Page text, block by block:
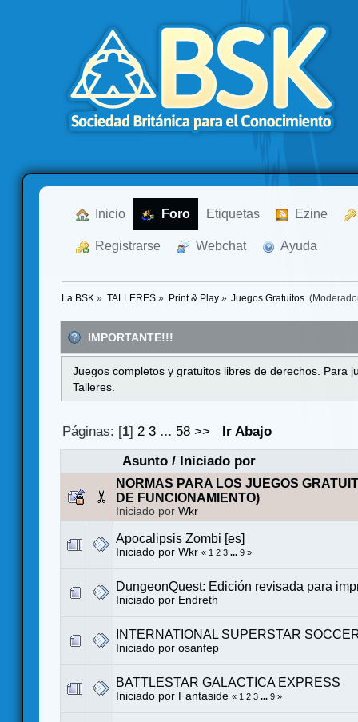
Inicio Foro Etiquetas Ezine
Registrarse Webchat Ayuda
La BSK » TALLERES» Print & Play» Juegos Gratuitos
IMPORTANTE!!!
Juegos completos y gratuitos libres de derechos. Para
Talleres.
Páginas: [1] 2 3 ... 58 >>
Ir Abajo
Asunto/ Iniciado por
NORMAS PARA LOS JUEGOS
DE FUNCIONAMIENTO)
Iniciado por Wkr
Apocalipsis Zombi [es]
Iniciado por Wkr « 1 2 3 ... 9 »
DungeonQuest: Edición revisada para
Iniciado por Endreth
INTERNATIONAL SUPERSTAR
Iniciado por osanfep
BATTLESTAR GALACTICA EXPRESS
Iniciado por Fantaside « 1 2 3 ... 9 »